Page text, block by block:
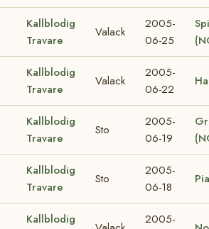
Kallblodig
Travare
Valack
2005-
06-25
Kallblodig
Travare
Valack
2005-
06-22
Kallblodig
Travare
Sto
2005-
06-19
Kallblodig
Travare
Sto
2005-
06-18
Kallblodig
2005-